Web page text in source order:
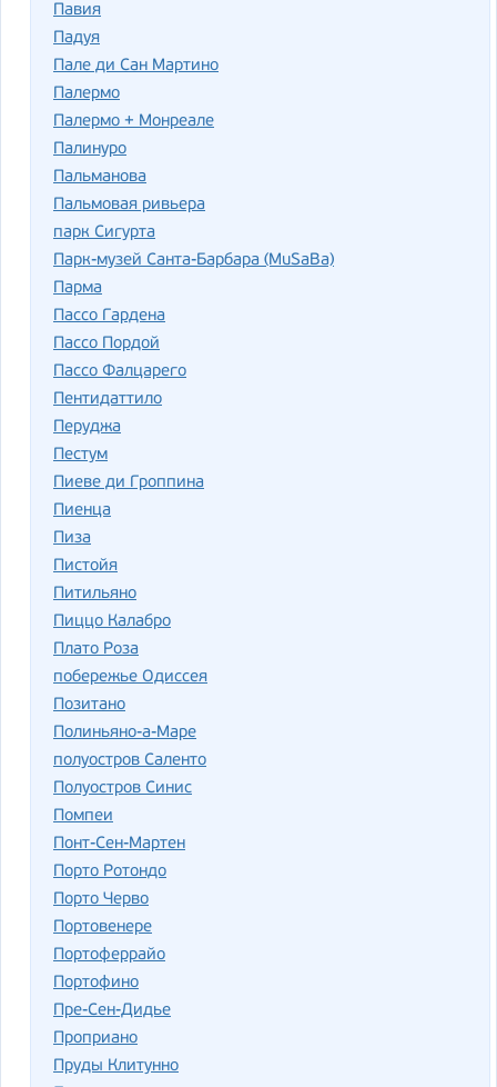
Павия
Падуя
Пале ди Сан Мартино
Палермо
Палермо + Монреале
Палинуро
Пальманова
Пальмовая ривьера
парк Сигурта
Парк-музей Санта-Барбара (MuSaBa)
Парма
Пассо Гардена
Пассо Пордой
Пассо Фалцарего
Пентидаттило
Перуджа
Пестум
Пиеве ди Гроппина
Пиенца
Пиза
Пистойя
Питильяно
Пиццо Калабро
Плато Роза
побережье Одиссея
Позитано
Полиньяно-а-Маре
полуостров Саленто
Полуостров Синис
Помпеи
Понт-Сен-Мартен
Порто Ротондо
Порто Черво
Портовенере
Портоферрайо
Портофино
Пре-Сен-Дидье
Проприано
Пруды Клитунно